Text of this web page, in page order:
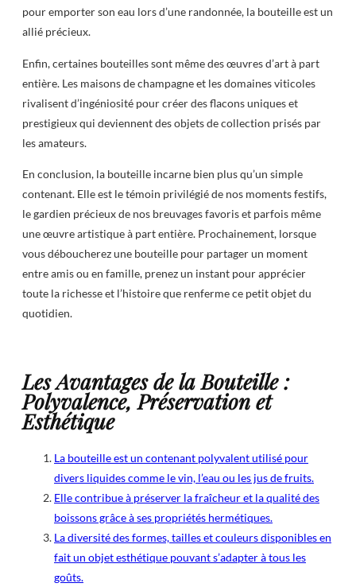
pour emporter son eau lors d’une randonnée, la bouteille est un
allié précieux.
Enfin, certaines bouteilles sont même des œuvres d’art à part
entière. Les maisons de champagne et les domaines viticoles
rivalisent d’ingéniosité pour créer des flacons uniques et
prestigieux qui deviennent des objets de collection prisés par
les amateurs.
En conclusion, la bouteille incarne bien plus qu’un simple
contenant. Elle est le témoin privilégié de nos moments festifs,
le gardien précieux de nos breuvages favoris et parfois même
une œuvre artistique à part entière. Prochainement, lorsque
vous déboucherez une bouteille pour partager un moment
entre amis ou en famille, prenez un instant pour apprécier
toute la richesse et l’histoire que renferme ce petit objet du
quotidien.
Les Avantages de la Bouteille :
Polyvalence, Préservation et
Esthétique
La bouteille est un contenant polyvalent utilisé pour
divers liquides comme le vin, l’eau ou les jus de fruits.
Elle contribue à préserver la fraîcheur et la qualité des
boissons grâce à ses propriétés hermétiques.
La diversité des formes, tailles et couleurs disponibles en
fait un objet esthétique pouvant s’adapter à tous les
goûts.